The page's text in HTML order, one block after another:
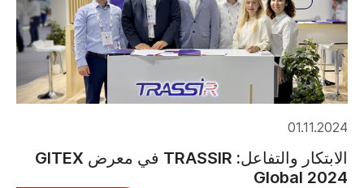
01.11.2024
الابتكار والتفاعل: TRASSIR في معرض GITEX
Global 2024